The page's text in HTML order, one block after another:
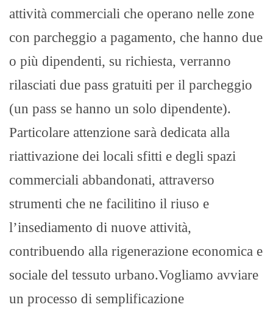
attività commerciali che operano nelle zone
con parcheggio a pagamento, che hanno due
o più dipendenti, su richiesta, verranno
rilasciati due pass gratuiti per il parcheggio
(un pass se hanno un solo dipendente).
Particolare attenzione sarà dedicata alla
riattivazione dei locali sfitti e degli spazi
commerciali abbandonati, attraverso
strumenti che ne facilitino il riuso e
l’insediamento di nuove attività,
contribuendo alla rigenerazione economica e
sociale del tessuto urbano.Vogliamo avviare
un processo di semplificazione